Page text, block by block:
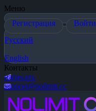
Меню
Регистрация
Войти
Русский
English
Контакты
написать
support@nolimit.cc